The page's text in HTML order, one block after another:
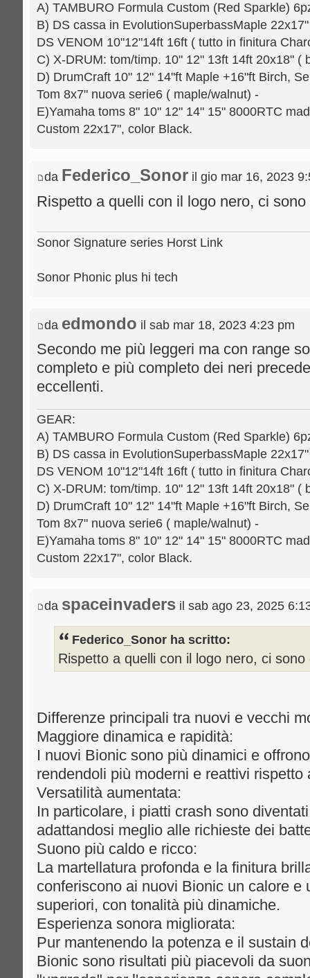
A) TAMBURO Formula Custom (Red Sparkle)
B) DS cassa in EvolutionSuperbassMaple
DS VENOM 10"12"14ft 16ft ( tutto in finitura
C) X-DRUM: tom/timp. 10" 12" 13ft 14ft 20x18" (
D) DrumCraft 10" 12" 14"ft Maple +16"ft Birch,
Tom 8x7" nuova serie6 ( maple/walnut) -
E)Yamaha toms 8" 10" 12" 14" 15" 8000RTC
Custom 22x17", color Black.
da Federico_Sonor il gio mar 16, 2023
Rispetto a quelli con il logo nero, ci
Sonor Signature series Horst Link
Sonor Phonic plus hi tech
da edmondo il sab mar 18, 2023 4:23 pm
Secondo me più leggeri ma con range
completo e più completo dei neri
eccellenti.
GEAR:
A) TAMBURO Formula Custom (Red Sparkle)
B) DS cassa in EvolutionSuperbassMaple
DS VENOM 10"12"14ft 16ft ( tutto in finitura
C) X-DRUM: tom/timp. 10" 12" 13ft 14ft 20x18" (
D) DrumCraft 10" 12" 14"ft Maple +16"ft Birch,
Tom 8x7" nuova serie6 ( maple/walnut) -
E)Yamaha toms 8" 10" 12" 14" 15" 8000RTC
Custom 22x17", color Black.
da spaceinvaders il sab ago 23, 2025
Federico_Sonor ha scritto:
Rispetto a quelli con il logo nero, ci
Differenze principali tra nuovi e vecchi
Maggiore dinamica e rapidità:
I nuovi Bionic sono più dinamici e
rendendoli più moderni e reattivi
Versatilità aumentata:
In particolare, i piatti crash sono
adattandosi meglio alle richieste dei
Suono più caldo e ricco:
La martellatura profonda e la finitura
conferiscono ai nuovi Bionic un calore e
superiori, con tonalità più dinamiche.
Esperienza sonora migliorata:
Pur mantenendo la potenza e il sustain
Bionic sono risultati più piacevoli da